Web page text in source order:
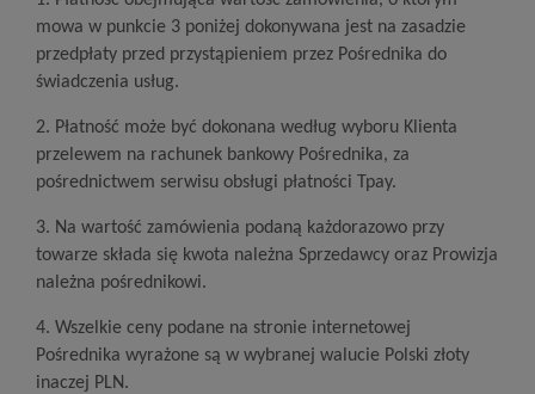
mowa w punkcie 3 poniżej dokonywana jest na zasadzie
przedpłaty przed przystąpieniem przez Pośrednika do
świadczenia usług.
2. Płatność może być dokonana według wyboru Klienta
przelewem na rachunek bankowy Pośrednika, za
pośrednictwem serwisu obsługi płatności Tpay.
3. Na wartość zamówienia podaną każdorazowo przy
towarze składa się kwota należna Sprzedawcy oraz Prowizja
należna pośrednikowi.
4. Wszelkie ceny podane na stronie internetowej
Pośrednika wyrażone są w wybranej walucie Polski złoty
inaczej PLN.